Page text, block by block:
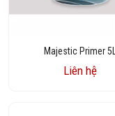
Majestic Primer 5L
Liên hệ